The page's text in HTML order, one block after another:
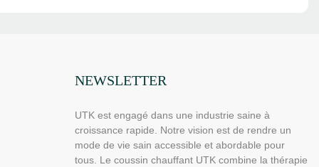
NEWSLETTER
UTK est engagé dans une industrie saine à
croissance rapide. Notre vision est de rendre un
mode de vie sain accessible et abordable pour
tous. Le coussin chauffant UTK combine la thérapie